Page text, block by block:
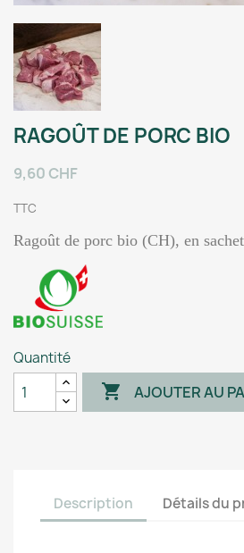
RAGOÛT DE PORC BIO
9,60 CHF
TTC
Ragoût de porc bio (CH), en
Quantité
 AJOUTER AU
Description Détails du